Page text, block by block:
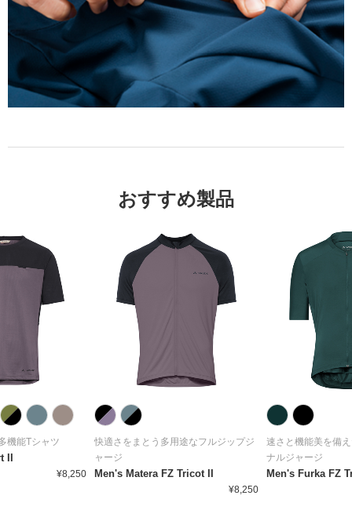
おすすめ製品
機能Tシャツ
¥8,250
快適さをまとう多用途なフルジップジ
ャージ
Men's Matera FZ Tricot II
¥8,250
速さと機能美を備
ナルジャージ
Men's Furka FZ